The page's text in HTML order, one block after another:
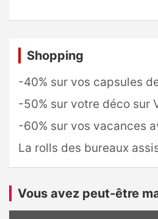
Shopping
-40% sur vos capsules
-50% sur votre déco sur
-60% sur vos vacances
La rolls des bureaux
Vous avez peut-être